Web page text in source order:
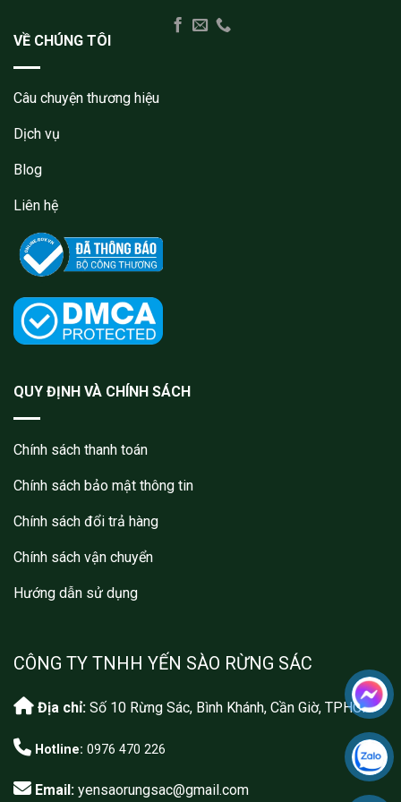
VỀ CHÚNG TÔI
Câu chuyện thương hiệu
Dịch vụ
Blog
Liên hệ
QUY ĐỊNH VÀ CHÍNH SÁCH
Chính sách thanh toán
Chính sách bảo mật thông tin
Chính sách đổi trả hàng
Chính sách vận chuyển
Hướng dẫn sử dụng
CÔNG TY TNHH YẾN SÀO RỪNG SÁC
Địa chỉ: Số 10 Rừng Sác, Bình Khánh, Cần Giờ, TPHCM
Hotline: 0976 470 226
Email: yensaorungsac@gmail.com